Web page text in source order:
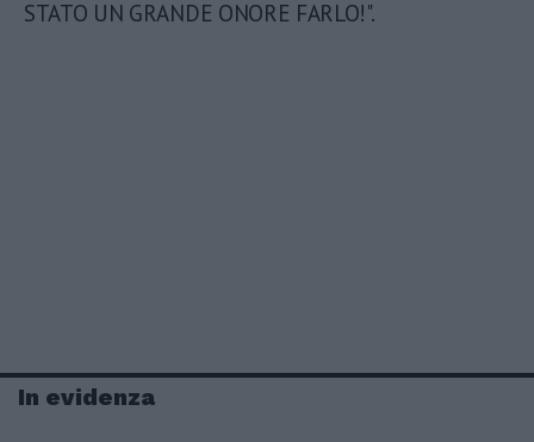
STATO UN GRANDE ONORE FARLO!".
In evidenza